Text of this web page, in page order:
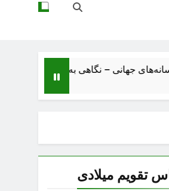
– نگاهی به ساختار، اقتصاد،
تقویم میلادی